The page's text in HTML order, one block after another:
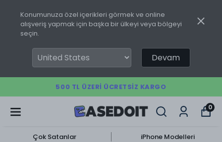
Konumunuza özel içerikleri görmek ve online
alışveriş yapmak için başka bir ülkeyi veya bölgeyi
seçin.
Devam
500 TL ÜZERI ÜCRETSIZ KARGO
0
Çok Satanlar iPhone Modelleri